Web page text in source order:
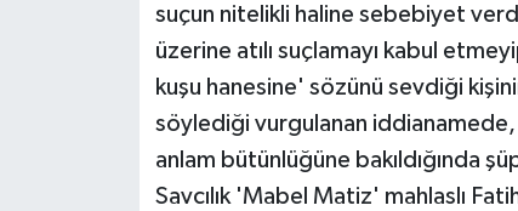
suçun nitelikli haline sebebiyet
üzerine atılı suçlamayı kabul
kuşu hanesine' sözünü sevdiği
söylediği vurgulanan iddianamede,
anlam bütünlüğüne bakıldığında
Savcılık 'Mabel Matiz' mahlaslı